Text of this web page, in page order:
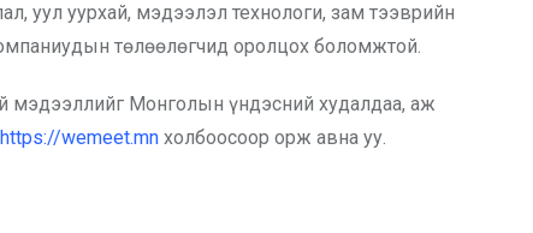
уул уурхай, мэдээлэл технологи, зам тээврийн
төлөөлөгчид оролцох боломжтой.
мэдээллийг Монголын үндэсний худалдаа, аж
https://wemeet.mn холбоосоор орж авна уу.